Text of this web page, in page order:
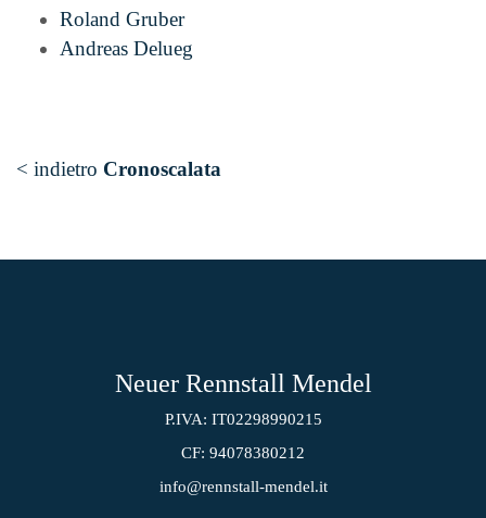
Roland Gruber
Andreas Delueg
< indietro Cronoscalata
Neuer Rennstall Mendel
P.IVA: IT02298990215
CF: 94078380212
info@rennstall-mendel.it